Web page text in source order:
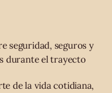
seguridad, seguros y
durante el trayecto
de la vida cotidiana,